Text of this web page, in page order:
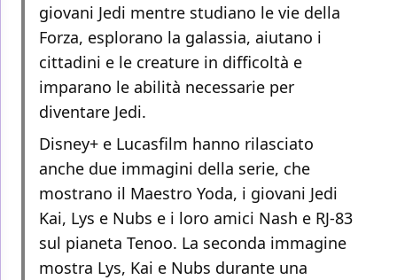
giovani Jedi mentre studiano le vie della
Forza, esplorano la galassia, aiutano i
cittadini e le creature in difficoltà e
imparano le abilità necessarie per
diventare Jedi.
Disney+ e Lucasfilm hanno rilasciato
anche due immagini della serie, che
mostrano il Maestro Yoda, i giovani Jedi
Kai, Lys e Nubs e i loro amici Nash e RJ-83
sul pianeta Tenoo. La seconda immagine
mostra Lys, Kai e Nubs durante una